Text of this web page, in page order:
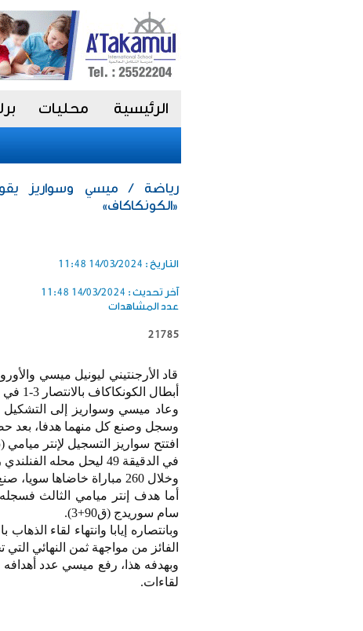
الرئيسية محليات
رياضة / ميسي وسواريز
«الكونكاكاف»
التاريخ : 14/03/2024 11:48
آخر تحديث : 14/03/2024 11:48
عدد المشاهدات
21785
قاد الأرجنتيني ليونيل ميسي
أبطال الكونكاكاف بالانتصار 3-1 في إياب ثمن النهائي على ناشفيل، بعدما كان لقاء الذهاب قد انتهى بالتعادل 2-2.
وعاد ميسي وسواريز إلى التشكيل
وسجل وصنع كل منهما هدفا، بعد
في الدقيقة 49 ليحل محله الفنلندي روبرت تايلور.
وخلال 260 مباراة خاضاها سويا، صنع ميسي 40 هدفا لسواريز.
سام سوريدج (ق90+3).
الفائز من مواجهة ثمن النهائي
لقاءات.